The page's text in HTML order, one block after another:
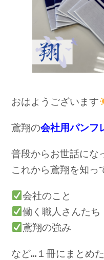
k
おはようございます
鳶翔の会社用パンフ
普段からお世話にな
これから鳶翔を知っ
会社のこと
働く職人さんたち
鳶翔の強み
など…１冊にまとめ